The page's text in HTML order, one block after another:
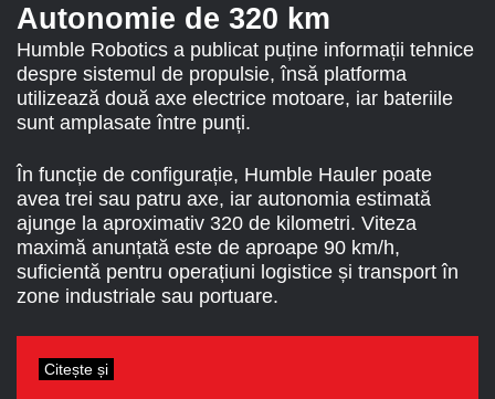
Autonomie de 320 km
Humble Robotics a publicat puține informații tehnice
despre sistemul de propulsie, însă platforma
utilizează două axe electrice motoare, iar bateriile
sunt amplasate între punți.
În funcție de configurație, Humble Hauler poate
avea trei sau patru axe, iar autonomia estimată
ajunge la aproximativ 320 de kilometri. Viteza
maximă anunțată este de aproape 90 km/h,
suficientă pentru operațiuni logistice și transport în
zone industriale sau portuare.
Citește și